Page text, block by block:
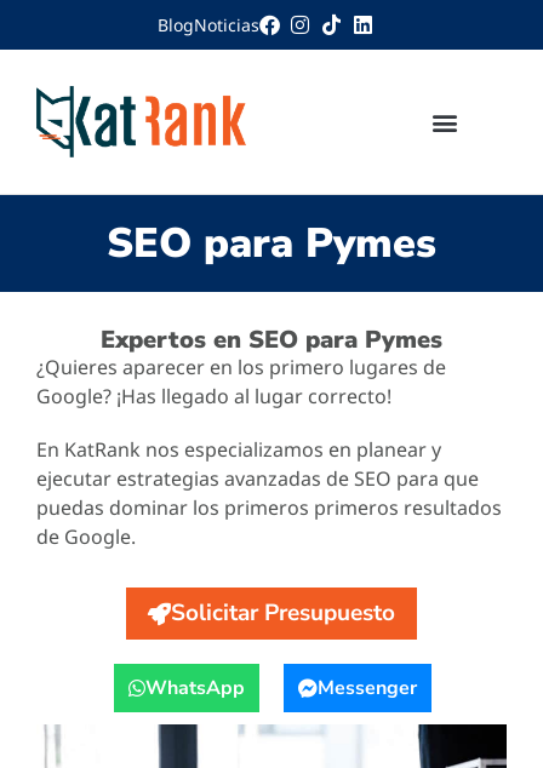
BlogNoticias
SEO para Pymes
Expertos en SEO para Pymes
¿Quieres aparecer en los primero lugares de
Google? ¡Has llegado al lugar correcto!
En KatRank nos especializamos en planear y
ejecutar estrategias avanzadas de SEO para que
puedas dominar los primeros primeros resultados
de Google.
Solicitar Presupuesto
WhatsApp Messenger